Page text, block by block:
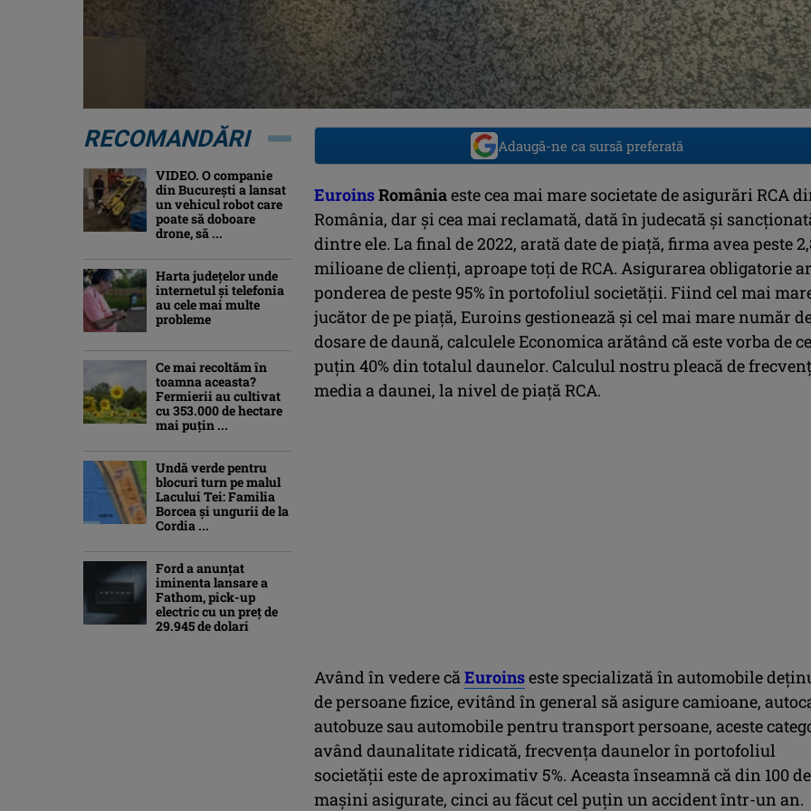
Adaugă-ne ca sursă preferată
EuroinsRomâniaeste cea mai mare societate de asigurări RCA
România, dar și cea mai reclamată, dată în judecată și
dintre ele. La final de 2022, arată date de piață, firma avea peste
milioane de clienți, aproape toți de RCA. Asigurarea obligatorie
ponderea de peste 95% în portofoliul societății. Fiind cel mai
jucător de pe piață, Euroins gestionează și cel mai mare număr
dosare de daună, calculele Economica arătând că este vorba de
puțin 40% din totalul daunelor. Calculul nostru pleacă de
media a daunei, la nivel de piață RCA.
Având în vedere că Euroinseste specializată în automobile
de persoane fizice, evitând în general să asigure camioane,
autobuze sau automobile pentru transport persoane, aceste
având daunalitate ridicată, frecvența daunelor în portofoliul
societății este de aproximativ 5%. Aceasta înseamnă că din 100 de
mașini asigurate, cinci au făcut cel puțin un accident într-un an.
RECOMANDĂRI
VIDEO. O companie
din București a lansat
un vehicul robot care
poate să doboare
drone, să ...
Harta județelor unde
internetul și telefonia
au cele mai multe
probleme
Ce mai recoltăm în
toamna aceasta?
Fermierii au cultivat
cu 353.000 de hectare
mai puțin ...
Undă verde pentru
blocuri turn pe malul
Lacului Tei: Familia
Borcea și ungurii de la
Cordia ...
Ford a anunțat
iminenta lansare a
Fathom, pick-up
electric cu un preț de
29.945 de dolari